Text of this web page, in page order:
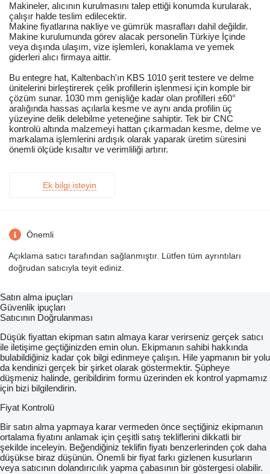
Makineler, alıcının kurulmasını talep ettiği konumda kurularak,
çalışır halde teslim edilecektir.
Makine fiyatlarına nakliye ve gümrük masrafları dahil değildir.
Makine kurulumunda görev alacak personelin Türkiye İçinde
veya dışında ulaşım, vize işlemleri, konaklama ve yemek
giderleri alıcı firmaya aittir.
Bu entegre hat, Kaltenbach'ın KBS 1010 şerit testere ve delme
ünitelerini birleştirerek çelik profillerin işlenmesi için komple bir
çözüm sunar. 1030 mm genişliğe kadar olan profilleri ±60°
aralığında hassas açılarla kesme ve aynı anda profilin üç
yüzeyine delik delebilme yeteneğine sahiptir. Tek bir CNC
kontrolü altında malzemeyi hattan çıkarmadan kesme, delme ve
markalama işlemlerini ardışık olarak yaparak üretim süresini
önemli ölçüde kısaltır ve verimliliği artırır.
Ek bilgi isteyin
Önemli
Açıklama satıcı tarafından sağlanmıştır. Lütfen tüm ayrıntıları
doğrudan satıcıyla teyit ediniz.
Satın alma ipuçları
Güvenlik ipuçları
Satıcının Doğrulanması
Düşük fiyattan ekipman satın almaya karar verirseniz gerçek satıcı
ile iletişime geçtiğinizden emin olun. Ekipmanın sahibi hakkında
bulabildiğiniz kadar çok bilgi edinmeye çalışın. Hile yapmanın bir yolu
da kendinizi gerçek bir şirket olarak göstermektir. Şüpheye
düşmeniz halinde, geribildirim formu üzerinden ek kontrol yapmamız
için bizi bilgilendirin.
Fiyat Kontrolü
Bir satın alma yapmaya karar vermeden önce seçtiğiniz ekipmanın
ortalama fiyatını anlamak için çeşitli satış tekliflerini dikkatli bir
şekilde inceleyin. Beğendiğiniz teklifin fiyatı benzerlerinden çok daha
düşükse biraz düşünün. Önemli bir fiyat farkı gizlenen kusurların
veya satıcının dolandırıcılık yapma çabasının bir göstergesi olabilir.